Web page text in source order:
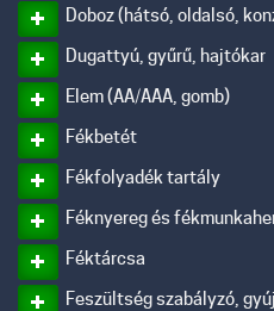
Doboz (hátsó, oldalsó,
Dugattyú, gyűrű, hajtókar
Elem (AA/AAA, gomb)
Fékbetét
Fékfolyadék tartály
Féknyereg és
Féktárcsa
Feszültség szabályzó,